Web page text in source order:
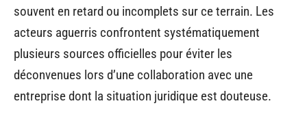
souvent en retard ou incomplets sur ce terrain. Les
acteurs aguerris confrontent systématiquement
plusieurs sources officielles pour éviter les
déconvenues lors d’une collaboration avec une
entreprise dont la situation juridique est douteuse.